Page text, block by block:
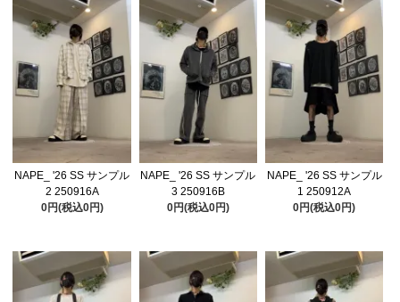
NAPE_ '26 SS サンプル
2 250916A
0円(税込0円)
NAPE_ '26 SS サンプル
3 250916B
0円(税込0円)
NAPE_ '26 SS サンプル
1 250912A
0円(税込0円)